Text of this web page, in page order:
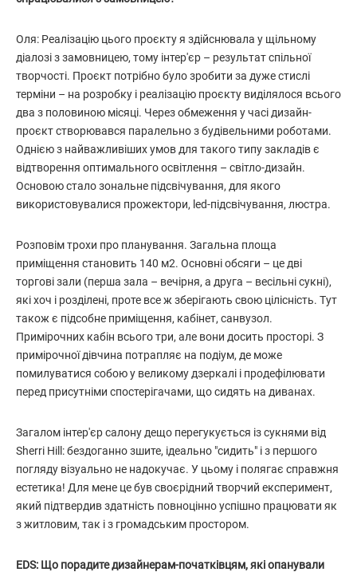
Оля: Реалізацію цього проєкту я здійснювала у щільному
діалозі з замовницею, тому інтер'єр – результат спільної
творчості. Проєкт потрібно було зробити за дуже стислі
терміни – на розробку і реалізацію проєкту виділялося всього
два з половиною місяці. Через обмеження у часі дизайн-
проєкт створювався паралельно з будівельними роботами.
Однією з найважливіших умов для такого типу закладів є
відтворення оптимального освітлення – світло-дизайн.
Основою стало зональне підсвічування, для якого
використовувалися прожектори, led-підсвічування, люстра.
Розповім трохи про планування. Загальна площа
приміщення становить 140 м2. Основні обсяги – це дві
торгові зали (перша зала – вечірня, а друга – весільні сукні),
які хоч і розділені, проте все ж зберігають свою цілісність. Тут
також є підсобне приміщення, кабінет, санвузол.
Примірочних кабін всього три, але вони досить просторі. З
примірочної дівчина потрапляє на подіум, де може
помилуватися собою у великому дзеркалі і продефілювати
перед присутніми спостерігачами, що сидять на диванах.
Загалом інтер'єр салону дещо перегукується із сукнями від
Sherri Hill: бездоганно зшите, ідеально "сидить" і з першого
погляду візуально не надокучає. У цьому і полягає справжня
естетика! Для мене це був своєрідний творчий експеримент,
який підтвердив здатність повноцінно успішно працювати як
з житловим, так і з громадським простором.
EDS: Що порадите дизайнерам-початківцям, які опанували